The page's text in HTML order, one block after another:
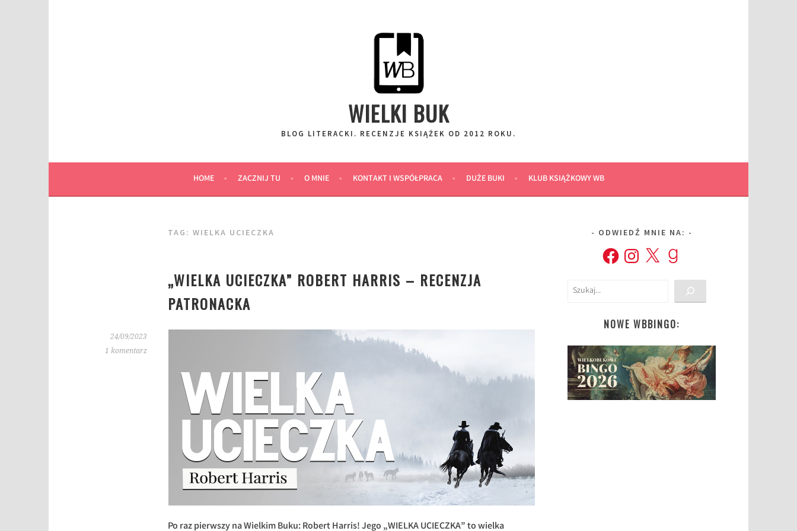
WIELKI BUK
BLOG LITERACKI. RECENZJE KSIĄŻEK OD 2012 ROKU.
HOME ZACZNIJ TU O MNIE KONTAKT I WSPÓŁPRACA DUŻE BUKI KLUB KSIĄŻKOWY WB
TAG: WIELKA UCIECZKA
„WIELKA UCIECZKA” ROBERT HARRIS – RECENZJA
PATRONACKA
24/09/2023
1 komentarz
Po raz pierwszy na Wielkim Buku: Robert Harris! Jego „WIELKA UCIECZKA” to wielka
ODWIEDŹ MNIE NA:
FacebookInstagram
X Goodreads
Szukaj
NOWE WBBINGO: